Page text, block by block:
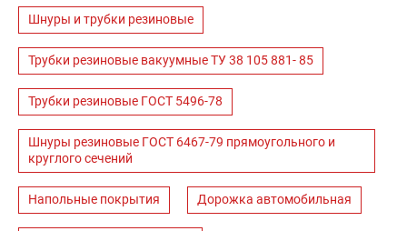
Шнуры и трубки резиновые
Трубки резиновые вакуумные ТУ 38 105 881- 85
Трубки резиновые ГОСТ 5496-78
Шнуры резиновые ГОСТ 6467-79 прямоугольного и
круглого сечений
Напольные покрытия Дорожка автомобильная